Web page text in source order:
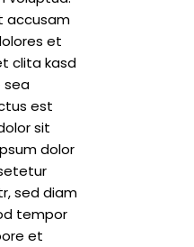
accusam
et
clita kasd
sea
est
sit
dolor
sed diam
tempor
et